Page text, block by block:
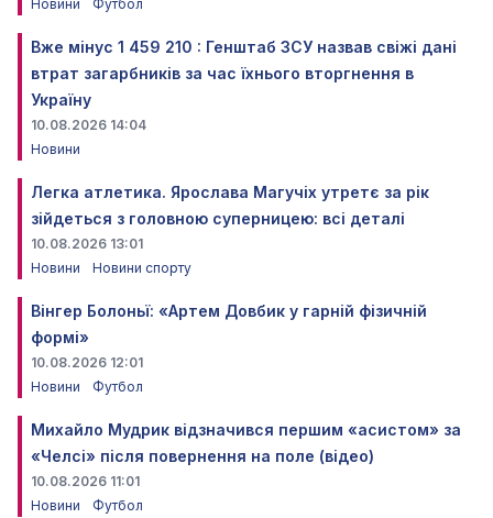
Новини Футбол
Вже мінус 1 459 210 : Генштаб ЗСУ назвав свіжі дані
втрат загарбників за час їхнього вторгнення в
Україну
10.08.2026 14:04
Новини
Легка атлетика. Ярослава Магучіх утретє за рік
зійдеться з головною суперницею: всі деталі
10.08.2026 13:01
Новини
Новини спорту
Вінгер Болоньї: «Артем Довбик у гарній фізичній
формі»
10.08.2026 12:01
Новини
Футбол
Михайло Мудрик відзначився першим «асистом» за
«Челсі» після повернення на поле (відео)
10.08.2026 11:01
Новини
Футбол